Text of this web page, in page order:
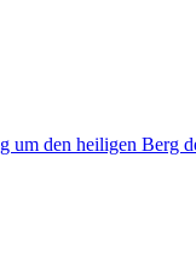
um den heiligen Berg